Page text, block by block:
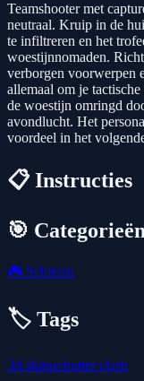
Teamshooter met
neutraal. Kruip in de
te infiltreren en het
woestijnnomaden.
verborgen voorwerpen
allemaal om je
de woestijn omringd
avondlucht. Het
voordeel in het
📋 Instructies
🎯 Categorieën
🎮 Schieten
🏷️ Tags
3d sluipschutterclash